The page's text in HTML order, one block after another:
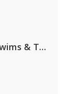
David Guetta, Teddy Swims & Tones And I